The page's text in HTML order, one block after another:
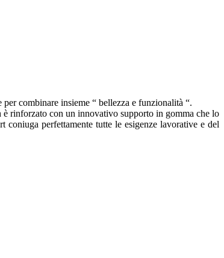
combinare insieme “ bellezza e funzionalità “.
rinforzato con un innovativo supporto in gomma che lo
perfettamente tutte le esigenze lavorative e del